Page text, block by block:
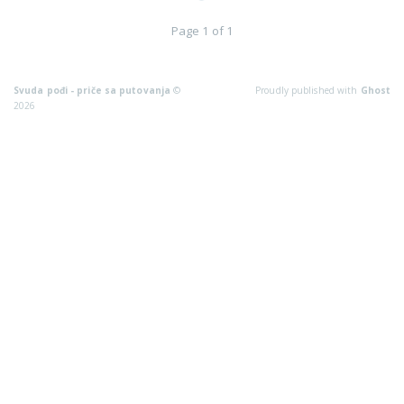
Page 1 of 1
Svuda pođi - priče sa putovanja ©
2026
Proudly published with Ghost